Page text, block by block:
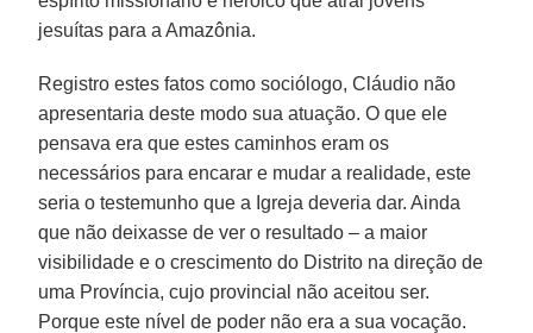
jesuítas para a Amazônia.
Registro estes fatos como sociólogo, Cláudio não
apresentaria deste modo sua atuação. O que ele
pensava era que estes caminhos eram os
necessários para encarar e mudar a realidade, este
seria o testemunho que a Igreja deveria dar. Ainda
que não deixasse de ver o resultado – a maior
visibilidade e o crescimento do Distrito na direção de
uma Província, cujo provincial não aceitou ser.
Porque este nível de poder não era a sua vocação.